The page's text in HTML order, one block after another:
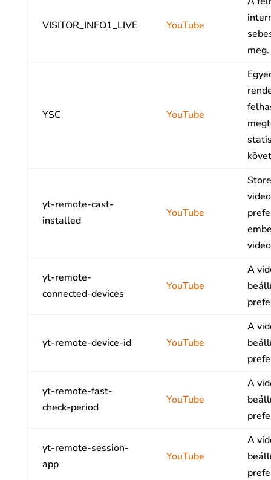
VISITOR_INFO1_LIVE YouTube
meg.
YSC YouTube
yt-remote-cast-
installed
YouTube
video
yt-remote-
connected-devices
YouTube
A
yt-remote-device-id YouTube
A
yt-remote-fast-
check-period
YouTube
A
yt-remote-session-
app
YouTube
A